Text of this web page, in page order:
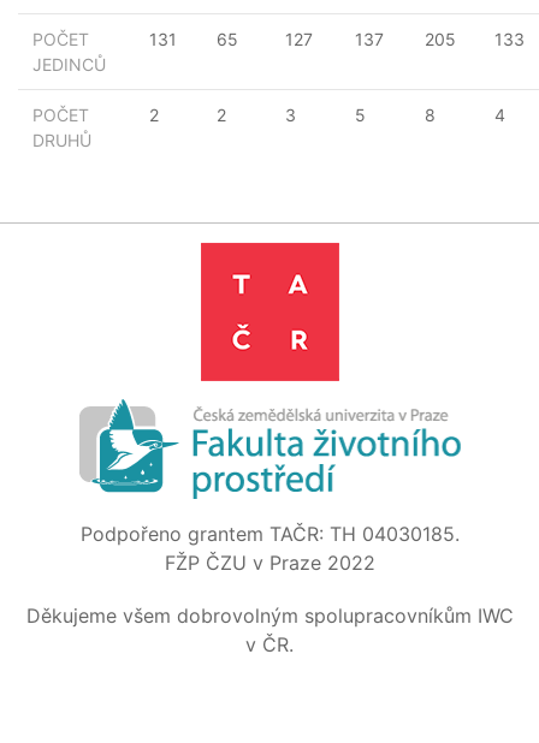
POČET
JEDINCŮ
131 65 127 137 205 133
POČET
DRUHŮ
2 2 3 5 8 4
Podpořeno grantem TAČR: TH 04030185.
FŽP ČZU v Praze 2022
Děkujeme všem dobrovolným spolupracovníkům IWC
v ČR.